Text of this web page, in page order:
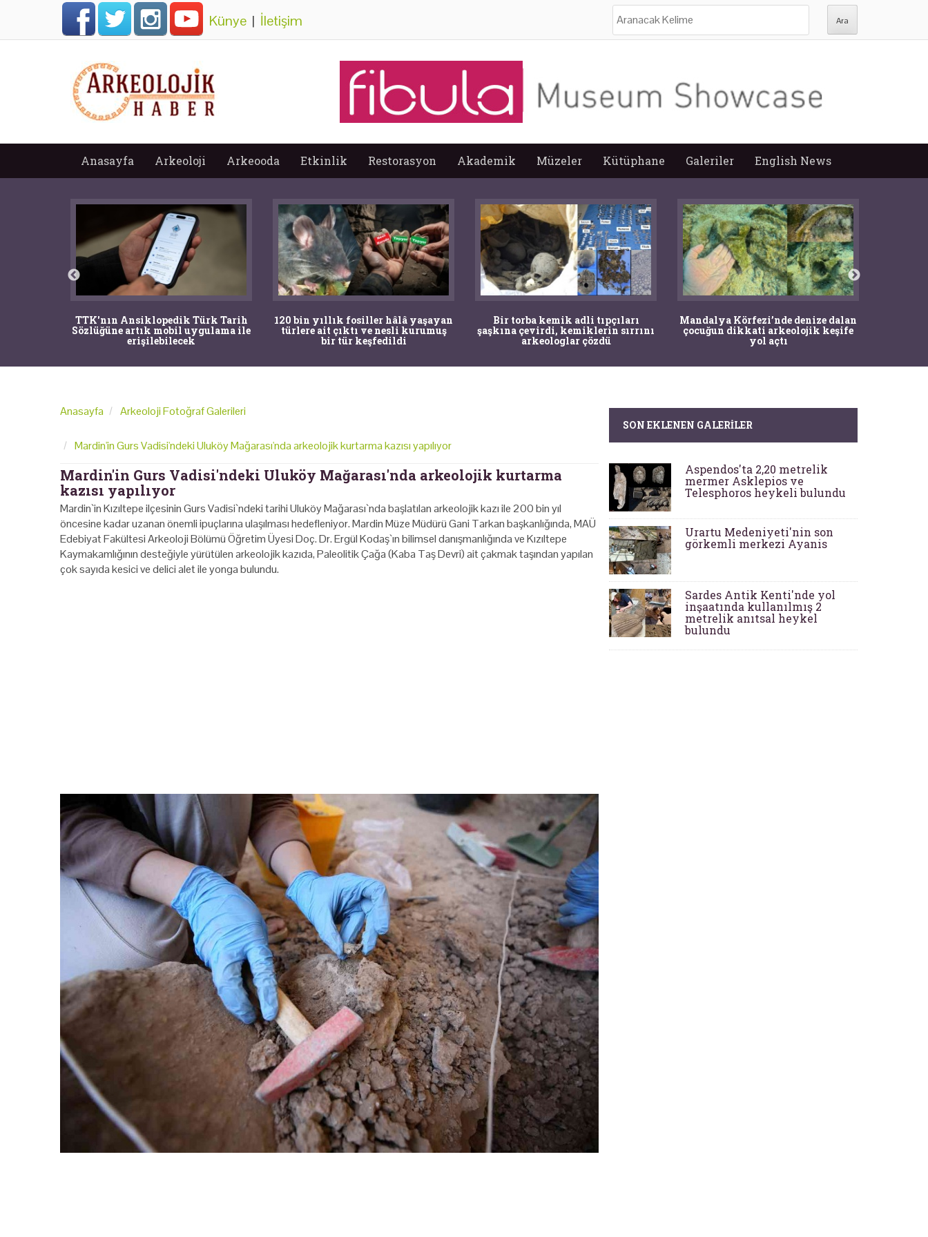
Künye | İletişim
Anasayfa Arkeoloji Arkeooda Etkinlik Restorasyon Akademik Müzeler Kütüphane Galeriler English News
TTK'nın Ansiklopedik Türk Tarih
Sözlüğüne artık mobil uygulama ile
erişilebilecek
120 bin yıllık fosiller hâlâ yaşayan
türlere ait çıktı ve nesli kurumuş
bir tür keşfedildi
Bir torba kemik adli tıpçıları
şaşkına çevirdi, kemiklerin sırrını
arkeologlar çözdü
Mandalya Körfezi’nde denize dalan
çocuğun dikkati arkeolojik keşife
yol açtı
Anasayfa Arkeoloji Fotoğraf Galerileri
Mardin'in Gurs Vadisi'ndeki Uluköy Mağarası'nda arkeolojik kurtarma kazısı yapılıyor
Mardin'in Gurs Vadisi'ndeki Uluköy Mağarası'nda arkeolojik kurtarma
kazısı yapılıyor
Mardin`in Kızıltepe ilçesinin Gurs Vadisi`ndeki tarihi Uluköy Mağarası`nda başlatılan arkeolojik kazı ile 200 bin yıl
öncesine kadar uzanan önemli ipuçlarına ulaşılması hedefleniyor. Mardin Müze Müdürü Gani Tarkan başkanlığında, MAÜ
Edebiyat Fakültesi Arkeoloji Bölümü Öğretim Üyesi Doç. Dr. Ergül Kodaş`ın bilimsel danışmanlığında ve Kızıltepe
Kaymakamlığının desteğiyle yürütülen arkeolojik kazıda, Paleolitik Çağa (Kaba Taş Devri) ait çakmak taşından yapılan
çok sayıda kesici ve delici alet ile yonga bulundu.
SON EKLENEN GALERILER
Aspendos'ta 2,20 metrelik
mermer Asklepios ve
Telesphoros heykeli bulundu
Urartu Medeniyeti'nin son
görkemli merkezi Ayanis
Sardes Antik Kenti'nde yol
inşaatında kullanılmış 2
metrelik anıtsal heykel
bulundu